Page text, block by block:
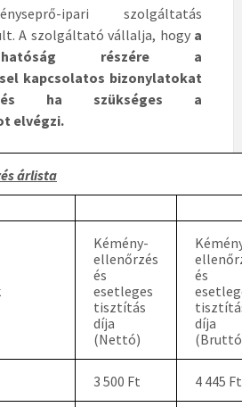
ipari szolgáltatás
A szolgáltató vállalja, hogya
hatóság részére a
kapcsolatos bizonylatokat
és ha szükséges a
elvégzi.
árlista
Kémény-
ellenőrzés
és
esetleges
tisztítás
díja
(Nettó)
és
díja
3 500 Ft 4 445 Ft